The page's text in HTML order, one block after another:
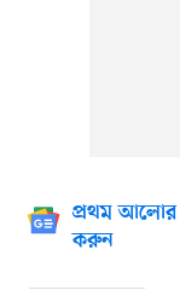
প্রথম আলোর
করুন